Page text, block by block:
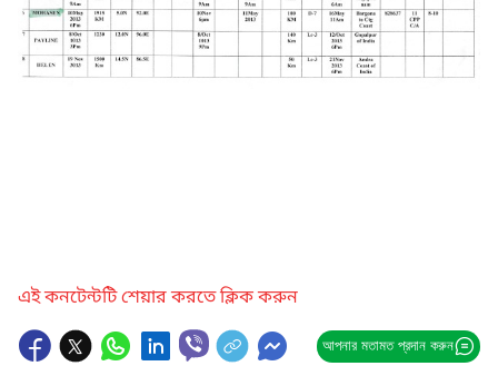
এই কনটেন্টটি শেয়ার করতে ক্লিক করুন
আপনার মতামত প্রদান করুন